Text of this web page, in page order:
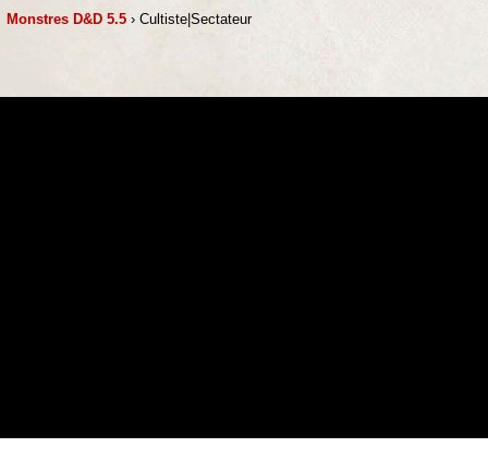
Monstres D&D 5.5 › Cultiste|Sectateur